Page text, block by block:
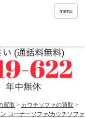
menu
買取 > カウチソファの買取 >
コーナーソファ/カウチソファ